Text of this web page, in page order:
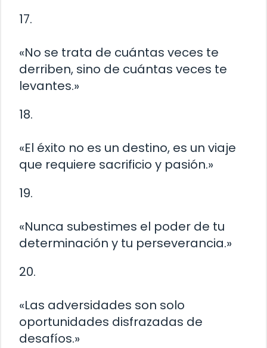
17.
«No se trata de cuántas veces te
derriben, sino de cuántas veces te
levantes.»
18.
«El éxito no es un destino, es un viaje
que requiere sacrificio y pasión.»
19.
«Nunca subestimes el poder de tu
determinación y tu perseverancia.»
20.
«Las adversidades son solo
oportunidades disfrazadas de
desafíos.»